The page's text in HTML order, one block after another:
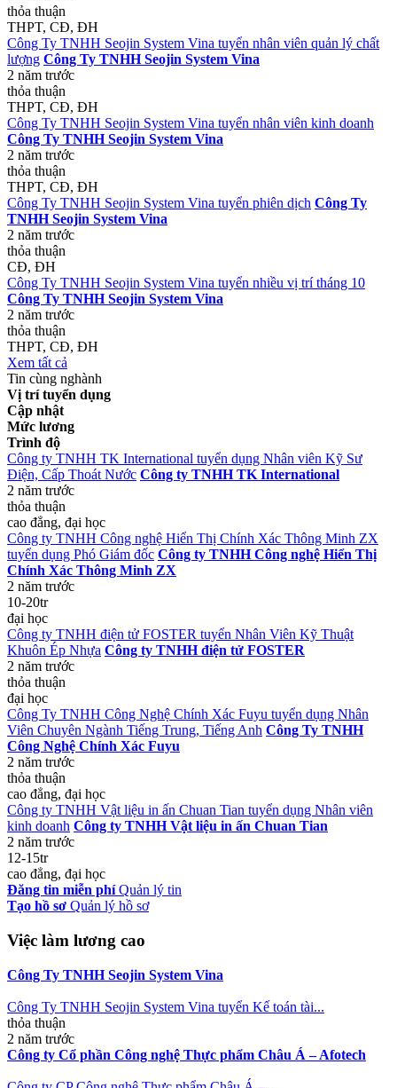
thỏa thuận
THPT, CĐ, ĐH
Công Ty TNHH Seojin System Vina tuyển nhân viên quản lý chất
lượng Công Ty TNHH Seojin System Vina
2 năm trước
thỏa thuận
THPT, CĐ, ĐH
Công Ty TNHH Seojin System Vina tuyển nhân viên kinh doanh
Công Ty TNHH Seojin System Vina
2 năm trước
thỏa thuận
THPT, CĐ, ĐH
Công Ty TNHH Seojin System Vina tuyển phiên dịch Công Ty
TNHH Seojin System Vina
2 năm trước
thỏa thuận
CĐ, ĐH
Công Ty TNHH Seojin System Vina tuyển nhiều vị trí tháng 10
Công Ty TNHH Seojin System Vina
2 năm trước
thỏa thuận
THPT, CĐ, ĐH
Xem tất cả
Tin cùng nghành
Vị trí tuyển dụng
Cập nhật
Mức lương
Trình độ
Công ty TNHH TK International tuyển dụng Nhân viên Kỹ Sư
Điện, Cấp Thoát Nước Công ty TNHH TK International
2 năm trước
thỏa thuận
cao đẳng, đại học
Công ty TNHH Công nghệ Hiển Thị Chính Xác Thông Minh ZX
tuyển dụng Phó Giám đốc Công ty TNHH Công nghệ Hiển Thị
Chính Xác Thông Minh ZX
2 năm trước
10-20tr
đại học
Công ty TNHH điện tử FOSTER tuyển Nhân Viên Kỹ Thuật
Khuôn Ép Nhựa Công ty TNHH điện tử FOSTER
2 năm trước
thỏa thuận
đại học
Công Ty TNHH Công Nghệ Chính Xác Fuyu tuyển dụng Nhân
Viên Chuyên Ngành Tiếng Trung, Tiếng Anh Công Ty TNHH
Công Nghệ Chính Xác Fuyu
2 năm trước
thỏa thuận
cao đẳng, đại học
Công ty TNHH Vật liệu in ấn Chuan Tian tuyển dụng Nhân viên
kinh doanh Công ty TNHH Vật liệu in ấn Chuan Tian
2 năm trước
12-15tr
cao đẳng, đại học
Đăng tin miễn phí Quản lý tin
Tạo hồ sơ Quản lý hồ sơ
Việc làm lương cao
Công Ty TNHH Seojin System Vina
Công Ty TNHH Seojin System Vina tuyển Kế toán tài...
thỏa thuận
2 năm trước
Công ty Cổ phần Công nghệ Thực phẩm Châu Á – Afotech